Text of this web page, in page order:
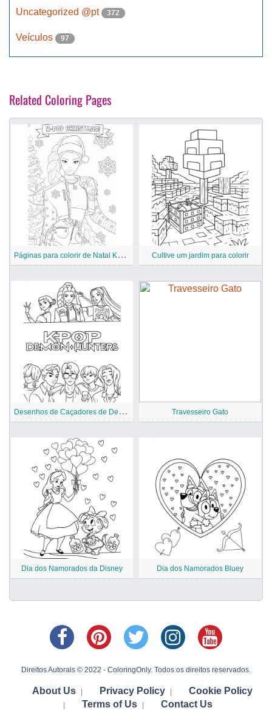
Uncategorized @pt 372
Veículos 97
Related Coloring Pages
P
áginas para colorir de Natal KPop Caçadores de Demônios Cultive um jardim para colorir
D
esenhos de Caçadores de Demônios KPop para Colorir Travesseiro Gato
Dia dos Namorados da Disney Dia dos Namorados Bluey
Direitos Autorais © 2022 - ColoringOnly. Todos os direitos reservados.
About Us Privacy Policy Cookie Policy
Terms of Us Contact Us